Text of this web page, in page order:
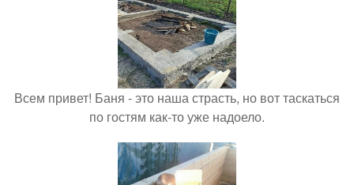
Всем привет! Баня - это наша страсть, но вот таскаться
по гостям как-то уже надоело.